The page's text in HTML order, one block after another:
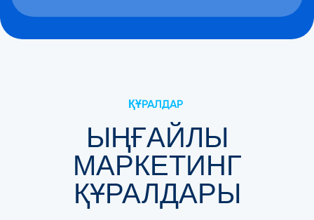
ҚҰРАЛДАР
ЫҢҒАЙЛЫ
МАРКЕТИНГ
ҚҰРАЛДАРЫ